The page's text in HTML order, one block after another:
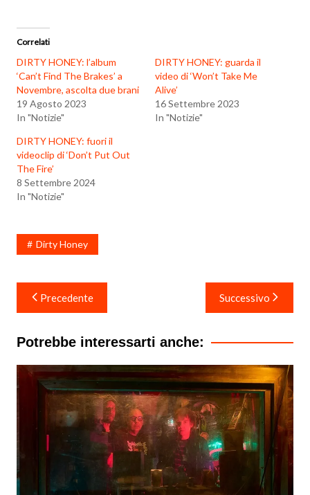
Correlati
DIRTY HONEY: l’album
‘Can’t Find The Brakes’ a
Novembre, ascolta due brani
19 Agosto 2023
In "Notizie"
DIRTY HONEY: guarda il
video di ‘Won’t Take Me
Alive’
16 Settembre 2023
In "Notizie"
DIRTY HONEY: fuori il
videoclip di ‘Don’t Put Out
The Fire’
8 Settembre 2024
In "Notizie"
Dirty Honey
Navigazione
articoli
Precedente Successivo
Potrebbe interessarti anche: